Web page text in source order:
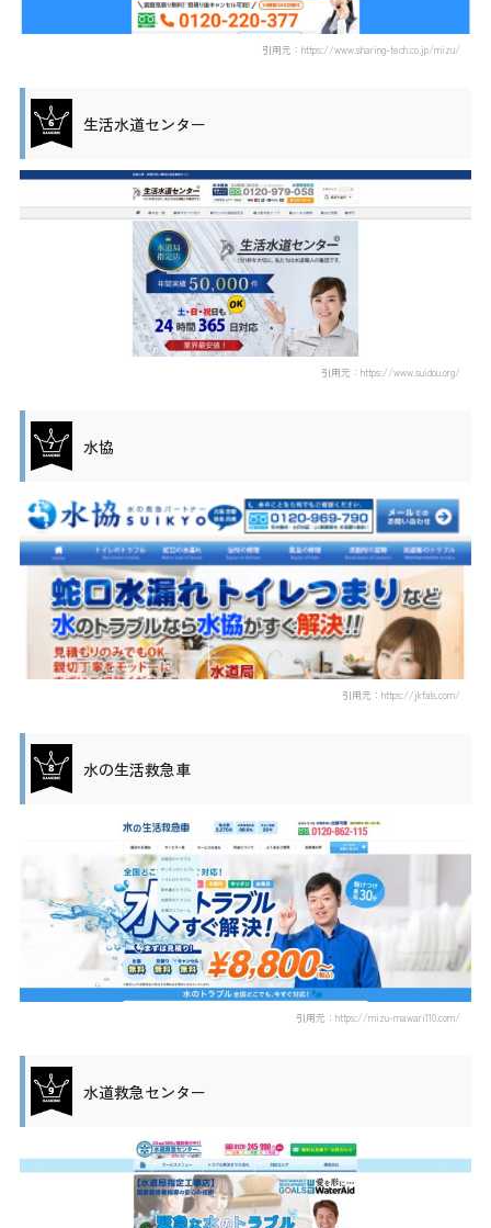
引用元：https://www.sharing-tech.co.jp/mizu/
生活水道センター
引用元：https://www.suidou.org/
水協
引用元：https://jkfals.com/
水の生活救急車
引用元：https://mizu-mawari110.com/
水道救急センター